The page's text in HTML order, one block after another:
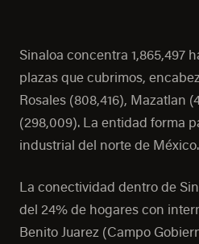
Sinaloa concentra 1,865,497
plazas que cubrimos,
Rosales (808,416), Mazatlan
(298,009). La entidad forma
industrial del norte de México.
La conectividad dentro de
del 24% de hogares con
Benito Juarez (Campo